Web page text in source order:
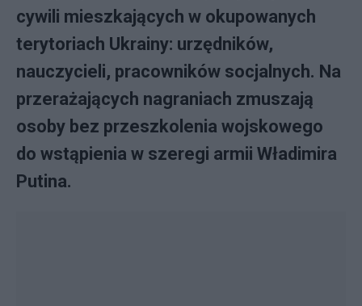
cywili mieszkających w okupowanych
terytoriach Ukrainy: urzędników,
nauczycieli, pracowników socjalnych. Na
przerażających nagraniach zmuszają
osoby bez przeszkolenia wojskowego
do wstąpienia w szeregi armii Władimira
Putina.